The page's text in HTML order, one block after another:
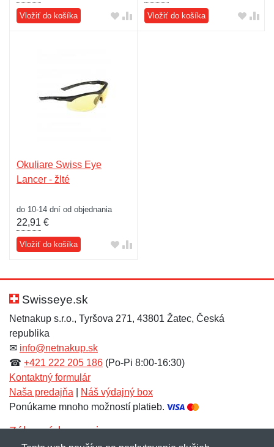
Vložiť do košíka Vložiť do košíka
Okuliare Swiss Eye
Lancer - žlté
do 10-14 dní od objednania
22,91 €
Vložiť do košíka
Swisseye.sk
Netnakup s.r.o., Tyršova 271, 43801 Žatec, Česká
republika
✉ info@netnakup.sk
☎ +421 222 205 186 (Po-Pi 8:00-16:30)
Kontaktný formulár
Naša predajňa
Náš výdajný box
Ponúkame mnoho možností platieb.
Zákaznícky servis